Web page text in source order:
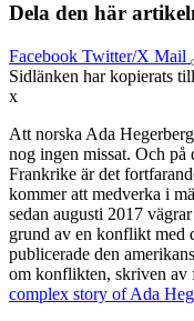
Dela den här
Facebook Twitter/X Mail
Sidlänken har kopierats
x
Att norska Ada
nog ingen missat. Och
Frankrike är det
kommer att medverka i
sedan augusti 2017
grund av en konflikt med
publicerade den
om konflikten, skriven av
complex story of Ada